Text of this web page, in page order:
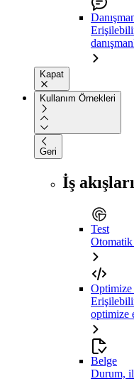
Kapat
Kullanım Örnekleri
Geri
İş akışları
Test
Optimize
optimize
Belge
Durum,